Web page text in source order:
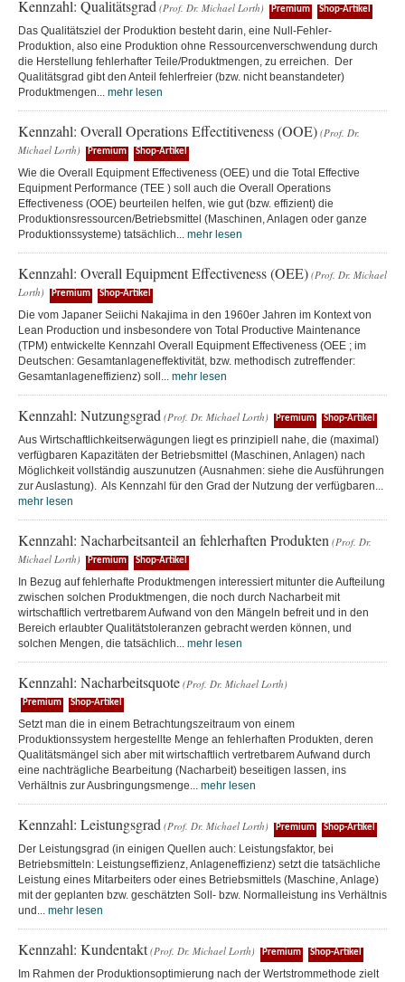
Kennzahl: Qualitätsgrad (Prof. Dr. Michael Lorth) Premium Shop-Artikel
Das Qualitätsziel der Produktion besteht darin, eine Null-Fehler-
Produktion, also eine Produktion ohne Ressourcenverschwendung durch
die Herstellung fehlerhafter Teile/Produktmengen, zu erreichen. Der
Qualitätsgrad gibt den Anteil fehlerfreier (bzw. nicht beanstandeter)
Produktmengen... mehr lesen
Kennzahl: Overall Operations Effectitiveness (OOE) (Prof. Dr.
Michael Lorth)
Premium Shop-Artikel
Wie die Overall Equipment Effectiveness (OEE) und die Total Effective
Equipment Performance (TEE ) soll auch die Overall Operations
Effectiveness (OOE) beurteilen helfen, wie gut (bzw. effizient) die
Produktionsressourcen/Betriebsmittel (Maschinen, Anlagen oder ganze
Produktionssysteme) tatsächlich... mehr lesen
Kennzahl: Overall Equipment Effectiveness (OEE) (Prof. Dr. Michael
Lorth)
Premium Shop-Artikel
Die vom Japaner Seiichi Nakajima in den 1960er Jahren im Kontext von
Lean Production und insbesondere von Total Productive Maintenance
(TPM) entwickelte Kennzahl Overall Equipment Effectiveness (OEE ; im
Deutschen: Gesamtanlageneffektivität, bzw. methodisch zutreffender:
Gesamtanlageneffizienz) soll... mehr lesen
Kennzahl: Nutzungsgrad (Prof. Dr. Michael Lorth) Premium Shop-Artikel
Aus Wirtschaftlichkeitserwägungen liegt es prinzipiell nahe, die (maximal)
verfügbaren Kapazitäten der Betriebsmittel (Maschinen, Anlagen) nach
Möglichkeit vollständig auszunutzen (Ausnahmen: siehe die Ausführungen
zur Auslastung). Als Kennzahl für den Grad der Nutzung der verfügbaren...
mehr lesen
Kennzahl: Nacharbeitsanteil an fehlerhaften Produkten (Prof. Dr.
Michael Lorth)
Premium Shop-Artikel
In Bezug auf fehlerhafte Produktmengen interessiert mitunter die Aufteilung
zwischen solchen Produktmengen, die noch durch Nacharbeit mit
wirtschaftlich vertretbarem Aufwand von den Mängeln befreit und in den
Bereich erlaubter Qualitätstoleranzen gebracht werden können, und
solchen Mengen, die tatsächlich... mehr lesen
Kennzahl: Nacharbeitsquote (Prof. Dr. Michael Lorth)
Premium Shop-Artikel
Setzt man die in einem Betrachtungszeitraum von einem
Produktionssystem hergestellte Menge an fehlerhaften Produkten, deren
Qualitätsmängel sich aber mit wirtschaftlich vertretbarem Aufwand durch
eine nachträgliche Bearbeitung (Nacharbeit) beseitigen lassen, ins
Verhältnis zur Ausbringungsmenge... mehr lesen
Kennzahl: Leistungsgrad (Prof. Dr. Michael Lorth) Premium Shop-Artikel
Der Leistungsgrad (in einigen Quellen auch: Leistungsfaktor, bei
Betriebsmitteln: Leistungseffizienz, Anlageneffizienz) setzt die tatsächliche
Leistung eines Mitarbeiters oder eines Betriebsmittels (Maschine, Anlage)
mit der geplanten bzw. geschätzten Soll- bzw. Normalleistung ins Verhältnis
und... mehr lesen
Kennzahl: Kundentakt (Prof. Dr. Michael Lorth) Premium Shop-Artikel
Im Rahmen der Produktionsoptimierung nach der Wertstrommethode zielt